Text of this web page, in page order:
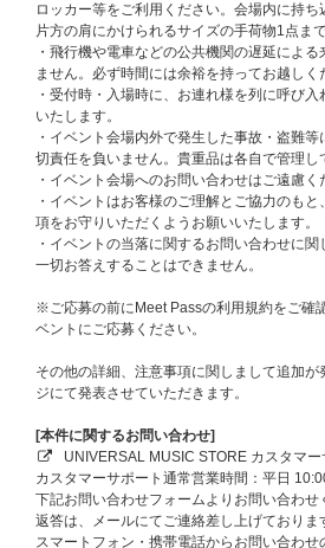
封入特典：メンバー別トレカ（初回盤A限定
カット8種の全16種よりランダム1枚封入）
初回生産分封入特典：応募抽選特典（シリア
【ATEEZ JAPAN 5TH SINGLEシリアルナン
更新）
【A】ATEEZ JAPAN 5TH SINGLE発売記念
容・当選人数
★2026年9月5日（土）大阪市内
★2026年10月2日（金）東京都内
※第一弾オフラインイベントと同日・同会場
※大阪会場は、前半メンバー：SEONGHWA
れての実施となります。
②【ATEEZ JAPAN OFFICIAL FANCLUB会員
[当選人数] 東京・大阪共通：各日程60名、合
③メンバー別サイン会（※希望メンバー選択
[当選人数] 東京・大阪共通：各日程400名（
計1,200名
④メンバー別グッドタッチ会（※希望メンバ
[当選人数] 東京・大阪共通：各日程960名（
ロッカー等をご利用ください。会場内に持
片方の肩にかけられるサイズの手荷物1点ま
・飛行機や電車などの公共機関の遅延によ
ません。必ず時間には余裕を持ってお越しく
・受付時・入場時に、お連れ様を列に呼び
いたします。
・イベント会場内外で発生した事故・盗難
切責任を負いません。貴重品は各自で管理し
・イベント会場へのお問い合わせはご遠慮く
・イベントはお客様のご理解とご協力のも
項をお守りいただくようお願いいたします。
・イベントの当落に関するお問い合わせに
一切お答えすることはできません。
※ご応募の前にMeet Passの利用規約をご確
ベントにご応募ください。
その他の詳細、注意事項に関しまして追加
ジにて発表させていただきます。
[本件に関するお問い合わせ]
UNIVERSAL MUSIC STORE カスタマー
カスタマーサポート通常営業時間：平日
下記お問い合わせフォームよりお問い合わ
返答は、メールにてご連絡差し上げておりま
スマートフォン・携帯電話からお問い合わ